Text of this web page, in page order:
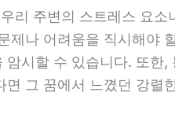
리 주변의 스트레스 요
나 어려움을 직시해야
시할 수 있습니다. 또한
그 꿈에서 느꼈던 강렬